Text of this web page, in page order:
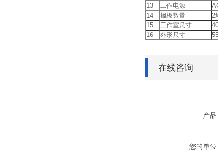
13
工作电源
14
搁板数量
2
15
工作室尺寸
16
外形尺寸
在线咨询
产品
您的单位